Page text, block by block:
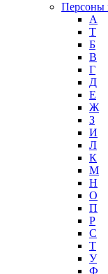
Персоны
А
T
Б
В
Г
Д
Е
Ж
З
И
Л
К
М
Н
О
П
Р
С
Т
У
Ф